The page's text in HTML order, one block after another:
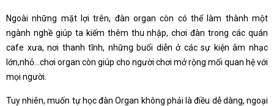
Ngoài những mặt lợi trên, đàn organ còn có thể làm thành một
ngành nghề giúp ta kiếm thêm thu nhập, chơi đàn trong các quán
cafe xưa, nơi thanh tĩnh, những buổi diễn ở các sự kiện âm nhạc
lớn,nhỏ…chơi organ còn giúp cho người chơi mở rộng mối quan hệ với
mọi người.
Tuy nhiên, muốn tự học đàn Organ không phải là điều dễ dàng, ngoại